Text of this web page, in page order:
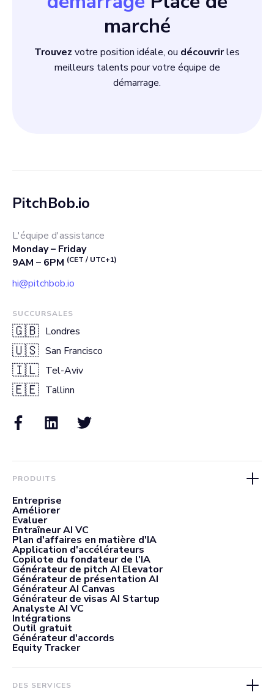
marché
Trouvez votre position idéale, ou découvrirles
meilleurs talents pour votre équipe de
démarrage.
PitchBob.io
L'équipe d'assistance
Monday – Friday
9AM – 6PM (CET / UTC+1)
hi@pitchbob.io
SUCCURSALES
🇬🇧 Londres
🇺🇸 San Francisco
🇮🇱 Tel-Aviv
🇪🇪 Tallinn
PRODUITS
Entreprise
Améliorer
Evaluer
Entraîneur AI VC
Plan d'affaires en matière d'IA
Application d'accélérateurs
Copilote du fondateur de l'IA
Générateur de pitch AI Elevator
Générateur de présentation AI
Générateur AI Canvas
Générateur de visas AI Startup
Analyste AI VC
Intégrations
Outil gratuit
Générateur d'accords
Equity Tracker
DES SERVICES